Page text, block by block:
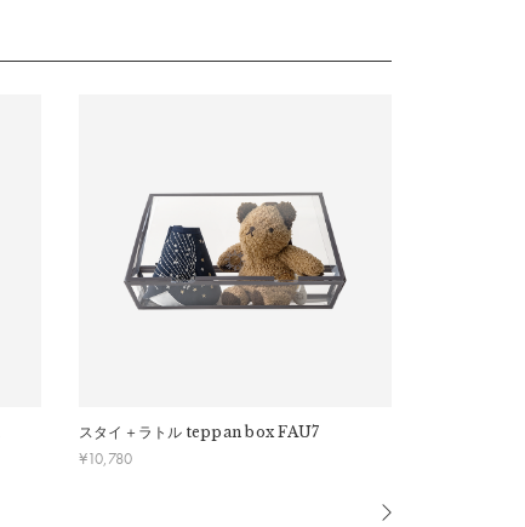
スタイ＋ラトル teppan box FAU7
¥10,780